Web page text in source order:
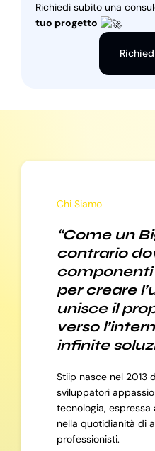
Richiedi subito una
tuo progetto
Chi Siamo
“Come un
contrario
componenti
per creare
unisce il
verso
infinite
Stiip nasce nel 2013
sviluppatori
tecnologia, espressa
nella quotidianità di
professionisti.